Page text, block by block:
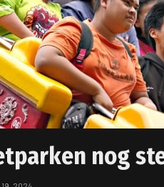
nog